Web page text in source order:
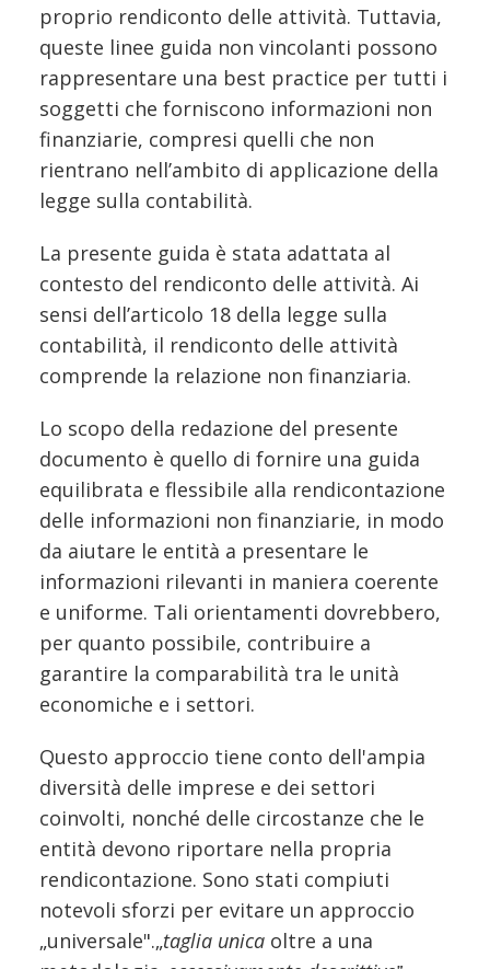
proprio rendiconto delle attività. Tuttavia,
queste linee guida non vincolanti possono
rappresentare una best practice per tutti i
soggetti che forniscono informazioni non
finanziarie, compresi quelli che non
rientrano nell’ambito di applicazione della
legge sulla contabilità.
La presente guida è stata adattata al
contesto del rendiconto delle attività. Ai
sensi dell’articolo 18 della legge sulla
contabilità, il rendiconto delle attività
comprende la relazione non finanziaria.
Lo scopo della redazione del presente
documento è quello di fornire una guida
equilibrata e flessibile alla rendicontazione
delle informazioni non finanziarie, in modo
da aiutare le entità a presentare le
informazioni rilevanti in maniera coerente
e uniforme. Tali orientamenti dovrebbero,
per quanto possibile, contribuire a
garantire la comparabilità tra le unità
economiche e i settori.
Questo approccio tiene conto dell'ampia
diversità delle imprese e dei settori
coinvolti, nonché delle circostanze che le
entità devono riportare nella propria
rendicontazione. Sono stati compiuti
notevoli sforzi per evitare un approccio
„universale".„taglia unica oltre a una